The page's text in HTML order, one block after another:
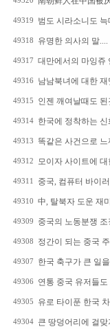
49319 범도 시라소니도
49318 유명한 의사의 말....
49317 대만에서의 마잉쥬
49316 남남북녀에 대한
49315 인젠 깨여날때도 된
49314 한국에 정착하는
49313 똑같은 사건으로
49312 모이자 사이트에
49311 중국, 컴퓨터 바이
49310 中, 탈북자 도운 재
49309 중국의 노동분쟁 조
49308 정간이 되는 중국
49307 한국 축구가 큰 일
49306 연통 중국 유저들
49305 유로 타이푼 한국
49304 큰 땅덩어리에 걸